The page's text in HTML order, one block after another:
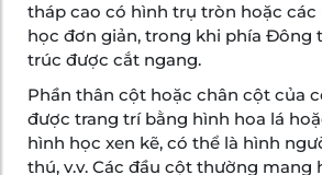
tháp cao có hình trụ tròn hoặc các
học đơn giản, trong khi phía Đông
trúc được cắt ngang.
Phần thân cột hoặc chân cột của
được trang trí bằng hình hoa lá
hình học xen kẽ, có thể là hình
thú, v.v. Các đầu cột thường mang